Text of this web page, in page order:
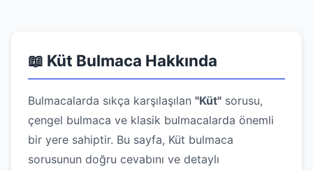
📖 Küt Bulmaca Hakkında
Bulmacalarda sıkça karşılaşılan "Küt" sorusu,
çengel bulmaca ve klasik bulmacalarda önemli
bir yere sahiptir. Bu sayfa, Küt bulmaca
sorusunun doğru cevabını ve detaylı